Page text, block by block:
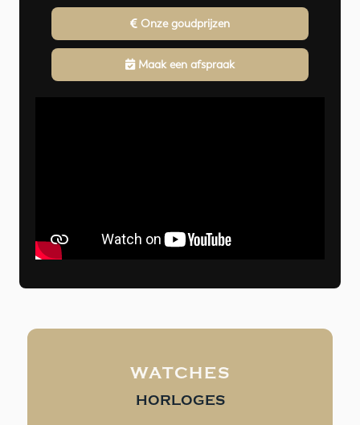
Onze goudprijzen
Maak een afspraak
WATCHES
HORLOGES